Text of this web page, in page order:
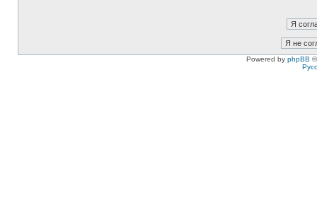
Powered by phpBB